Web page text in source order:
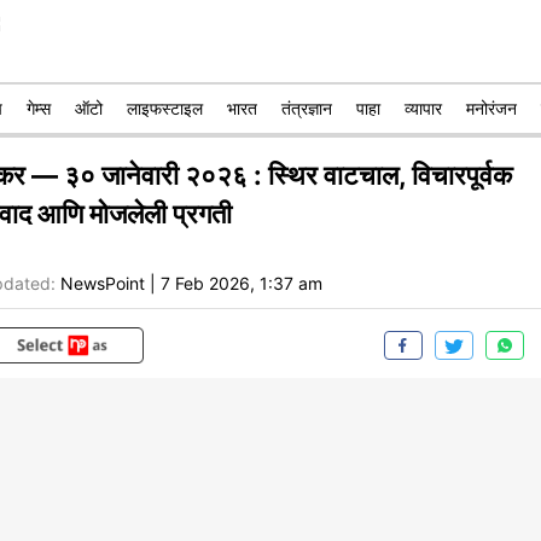
गेम्स ऑटो लाइफस्टाइल भारत तंत्रज्ञान पाहा व्यापार मनोरंजन
— ३० जानेवारी २०२६ : स्थिर वाटचाल, विचारपूर्वक
आणि मोजलेली प्रगती
NewsPoint 7 Feb 2026, 1:37 am